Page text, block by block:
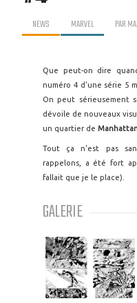
NEWS MARVEL PAR
Que peut-on dire
numéro 4 d'une série 5
On peut sérieusement
dévoile de nouveaux
un quartier de
Tout ça n'est pas
rappelons, a été fort
fallait que je le place).
GALERIE